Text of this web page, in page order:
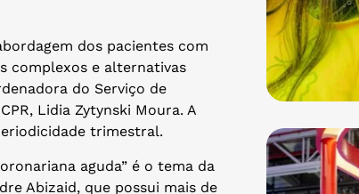
dos pacientes com
complexos e alternativas
do Serviço de
Lidia Zytynski Moura. A
trimestral.
aguda” é o tema da
Abizaid, que possui mais de